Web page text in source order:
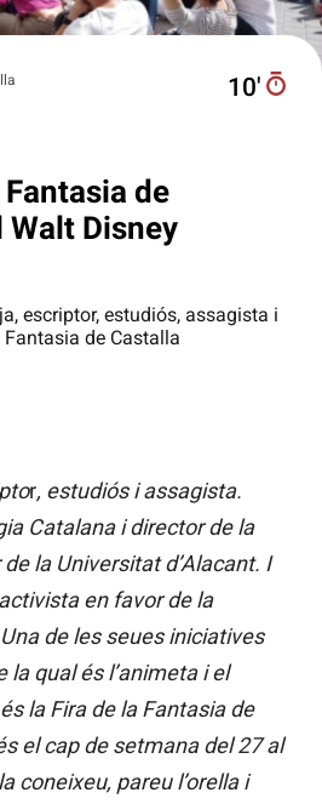
10′
Fantasia de
Walt Disney
escriptor, estudiós, assagista i
de Castalla
r, estudiós i assagista.
Catalana i director de la
la Universitat d’Alacant. I
en favor de la
de les seues iniciatives
la qual és l’animeta i el
la Fira de la Fantasia de
el cap de setmana del 27 al
coneixeu, pareu l’orella i